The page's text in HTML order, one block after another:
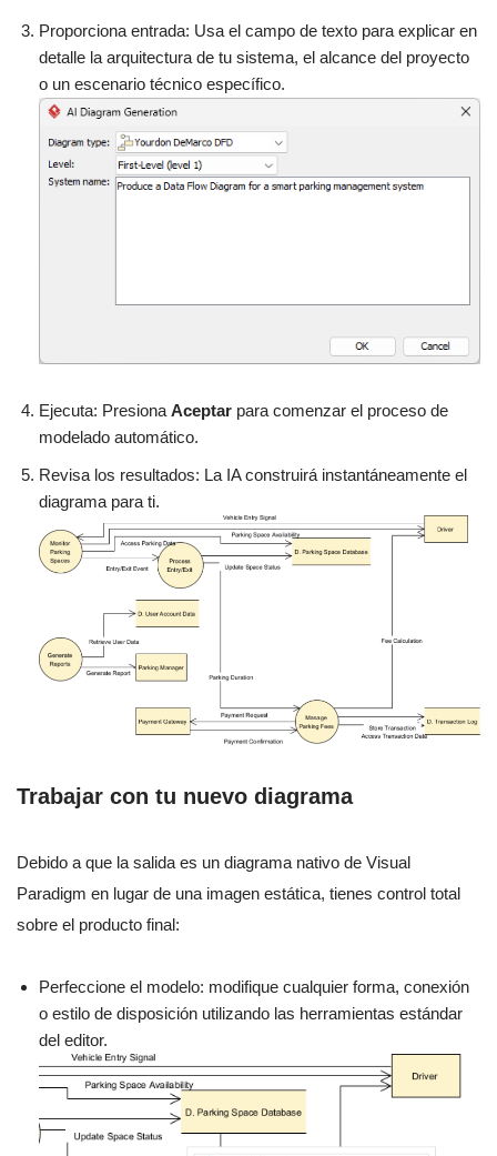
Proporciona entrada: Usa el campo de texto para explicar en
detalle la arquitectura de tu sistema, el alcance del proyecto
o un escenario técnico específico.
Ejecuta: Presiona Aceptar para comenzar el proceso de
modelado automático.
Revisa los resultados: La IA construirá instantáneamente el
diagrama para ti.
Trabajar con tu nuevo diagrama
Debido a que la salida es un diagrama nativo de Visual
Paradigm en lugar de una imagen estática, tienes control total
sobre el producto final:
Perfeccione el modelo: modifique cualquier forma, conexión
o estilo de disposición utilizando las herramientas estándar
del editor.